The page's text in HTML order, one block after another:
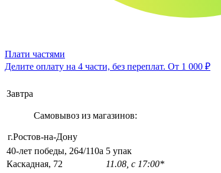
Плати частями
Делите оплату на 4 части, без переплат. От 1 000 ₽
Завтра
Самовывоз из магазинов:
г.Ростов-на-Дону
40-лет победы, 264/110а 5 упак
Каскадная, 72
11.08, с 17:00*